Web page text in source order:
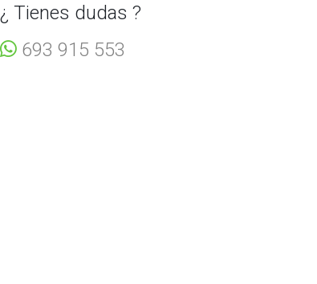
¿ Tienes dudas ?
693 915 553